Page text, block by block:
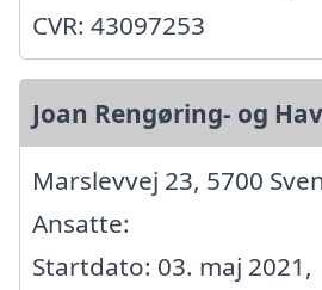
CVR: 43097253
Joan Rengøring- og
Marslevvej 23, 5700
Ansatte:
Startdato: 03. maj 2021,